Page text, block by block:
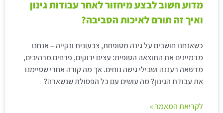
מדוע חשוב לבצע מיחזור לאחר עבודות גינון
ואיך זה תורם לאיכות הסביבה?
כשאנחנו חושבים על גינה מטופחת, צבעונית ונקייה – אנחנו
מדמיינים את התוצאה הסופית: עצים ירוקים, פרחים מרהיבים,
מדשאה רעננה ושבילי גישה נוחים. אך מה קורה אחרי שסיימנו
את עבודת הגינון? מה עושים עם כל הפסולת שנשארה?
לקריאת המאמר »